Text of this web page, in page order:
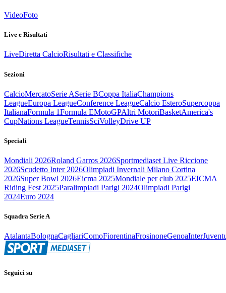
VideoFoto
Live e Risultati
LiveDiretta CalcioRisultati e Classifiche
Sezioni
CalcioMercatoSerie ASerie BCoppa ItaliaChampions
LeagueEuropa LeagueConference LeagueCalcio EsteroSupercoppa
ItalianaFormula 1Formula EMotoGPAltri MotoriBasketAmerica's
CupNations LeagueTennisSciVolleyDrive UP
Speciali
Mondiali 2026Roland Garros 2026Sportmediaset Live Riccione
2026Scudetto Inter 2026Olimpiadi Invernali Milano Cortina
2026Super Bowl 2026Eicma 2025Mondiale per club 2025EICMA
Riding Fest 2025Paralimpiadi Parigi 2024Olimpiadi Parigi
2024Euro 2024
Squadra Serie A
AtalantaBolognaCagliariComoFiorentinaFrosinoneGenoaInter
Seguici su